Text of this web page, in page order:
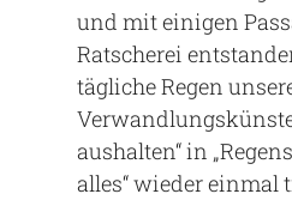
und mit einigen
Ratscherei
tägliche Regen
aushalten“ in
alles“ wieder einmal